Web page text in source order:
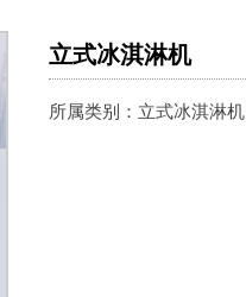
立式冰淇淋机
所属类别：立式冰淇淋机